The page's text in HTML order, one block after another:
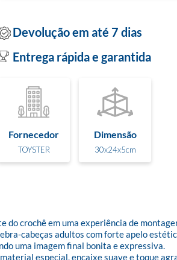
Devolução em até 7 dias
Entrega rápida e garantida
Fornecedor
TOYSTER
Dimensão
30x24x5cm
crochê em uma experiência de
cabeças adultos com forte apelo
uma imagem final bonita e expressiva.
especial, encaixe suave e toque